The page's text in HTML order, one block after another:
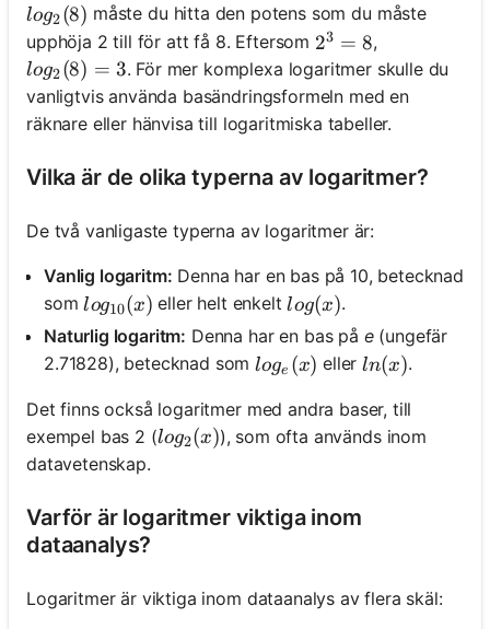
log_2(8)
log2 (8) måste du hitta den potens som du måste
upphöja 2 till för att få 8. Eftersom 2^3 = 8
23 = 8,
log_2(8) = 3
log2 (8) = 3. För mer komplexa logaritmer skulle du
vanligtvis använda basändringsformeln med en
räknare eller hänvisa till logaritmiska tabeller.
Vilka är de olika typerna av logaritmer?
De två vanligaste typerna av logaritmer är:
Vanlig logaritm: Denna har en bas på 10, betecknad
somlog_{10}(x)
log10(x) eller helt enkeltlog(x)
log(x).
Naturlig logaritm: Denna har en bas på e(ungefär
2.71828), betecknad somlog_e(x)
loge (x) ellerln(x)
ln(x).
Det finns också logaritmer med andra baser, till
exempel bas 2 (log_2(x)
log2(x)), som ofta används inom
datavetenskap.
Varför är logaritmer viktiga inom
dataanalys?
Logaritmer är viktiga inom dataanalys av flera skäl: